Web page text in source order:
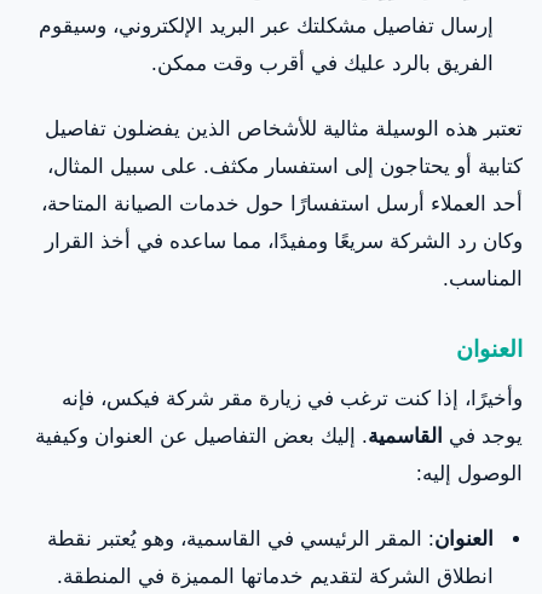
إرسال تفاصيل مشكلتك عبر البريد الإلكتروني، وسيقوم
الفريق بالرد عليك في أقرب وقت ممكن.
تعتبر هذه الوسيلة مثالية للأشخاص الذين يفضلون تفاصيل
كتابية أو يحتاجون إلى استفسار مكثف. على سبيل المثال،
أحد العملاء أرسل استفسارًا حول خدمات الصيانة المتاحة،
وكان رد الشركة سريعًا ومفيدًا، مما ساعده في أخذ القرار
المناسب.
العنوان
وأخيرًا، إذا كنت ترغب في زيارة مقر شركة فيكس، فإنه
يوجد في
القاسمية. إليك بعض التفاصيل عن العنوان وكيفية
الوصول إليه:
العنوان: المقر الرئيسي في القاسمية، وهو يُعتبر نقطة
انطلاق الشركة لتقديم خدماتها المميزة في المنطقة.